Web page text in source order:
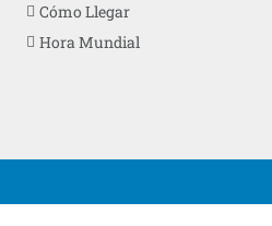
Cómo Llegar
Hora Mundial